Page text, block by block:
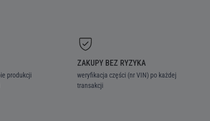
produkcji
ZAKUPY BEZ RYZYKA
weryfikacja części (nr VIN) po każdej
transakcji